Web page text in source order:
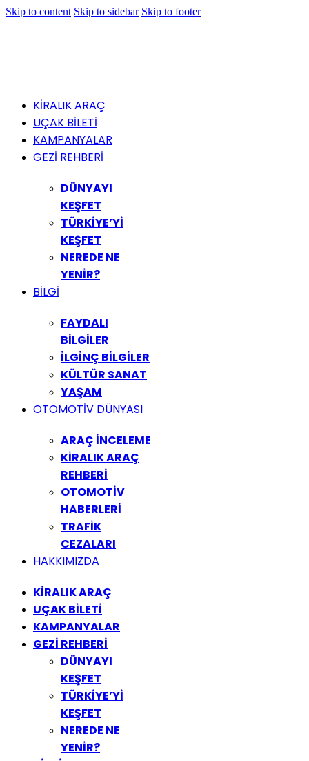
Skip to content Skip to sidebar Skip to footer
KİRALIK ARAÇ
UÇAK BİLETİ
KAMPANYALAR
GEZİ REHBERİ
DÜNYAYI
KEŞFET
TÜRKİYE’Yİ
KEŞFET
NEREDE NE
YENİR?
BİLGİ
FAYDALI
BİLGİLER
İLGİNÇ BİLGİLER
KÜLTÜR SANAT
YAŞAM
OTOMOTİV DÜNYASI
ARAÇ İNCELEME
KİRALIK ARAÇ
REHBERİ
OTOMOTİV
HABERLERİ
TRAFİK
CEZALARI
HAKKIMIZDA
KİRALIK ARAÇ
UÇAK BİLETİ
KAMPANYALAR
GEZİ REHBERİ
DÜNYAYI
KEŞFET
TÜRKİYE’Yİ
KEŞFET
NEREDE NE
YENİR?